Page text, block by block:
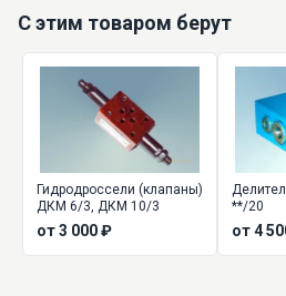
С этим товаром берут
Гидродроссели (клапаны)
ДКМ 6/3, ДКМ 10/3
от 3 000 ₽
**/20
от 4